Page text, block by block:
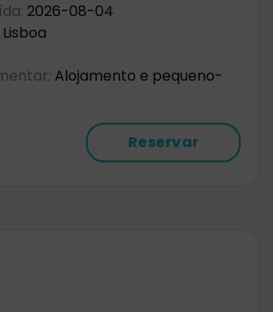
2026-08-04
Lisboa
Alojamento e pequeno-
Reservar